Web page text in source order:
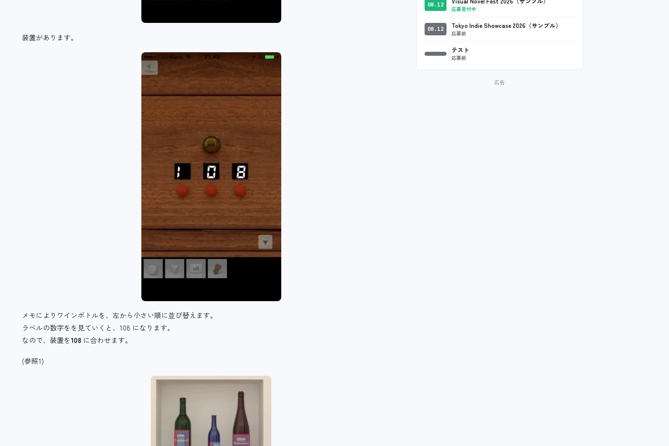
装置があります。
メモによりワインボトルを、左から小さい順に並び替えます。
ラベルの数字をを見ていくと、108 になります。
なので、装置を108 に合わせます。
(参照1)
08.12
応募受付中
08.12 Tokyo Indie Showcase 2026（サンプル）
応募前
テスト
応募前